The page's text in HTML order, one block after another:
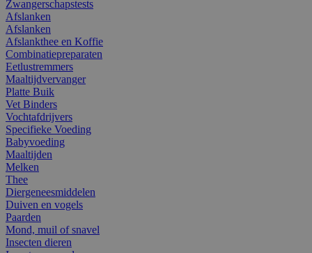
Zwangerschapstests
Afslanken
Afslanken
Afslankthee en Koffie
Combinatiepreparaten
Eetlustremmers
Maaltijdvervanger
Platte Buik
Vet Binders
Vochtafdrijvers
Specifieke Voeding
Babyvoeding
Maaltijden
Melken
Thee
Diergeneesmiddelen
Duiven en vogels
Paarden
Mond, muil of snavel
Insecten dieren